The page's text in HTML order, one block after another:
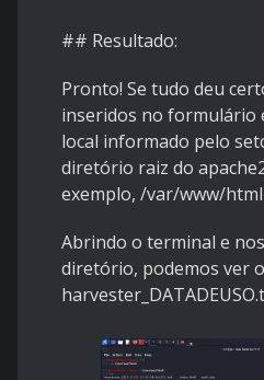
## Resultado:
Pronto! Se tudo deu
inseridos no formulário
local informado pelo
diretório raiz do
exemplo, /var/www/html
Abrindo o terminal e
diretório, podemos ver